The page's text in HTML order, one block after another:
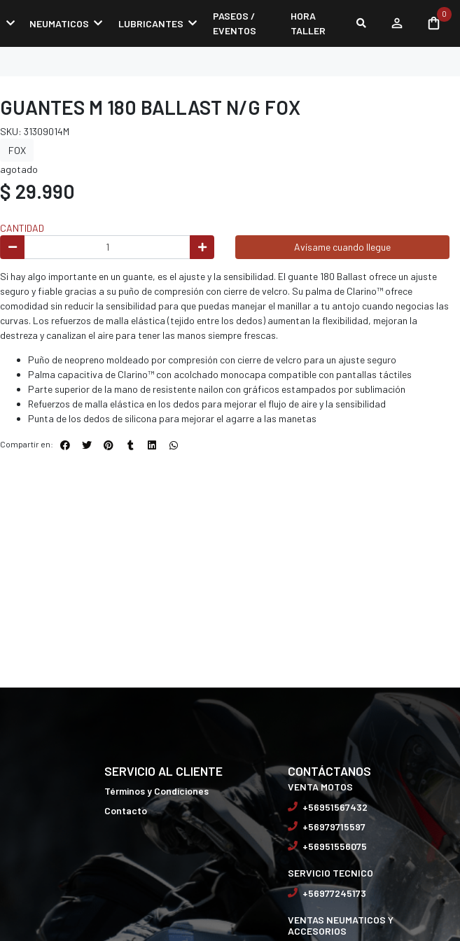
NEUMATICOS LUBRICANTES
PASEOS /
EVENTOS
HORA
TALLER
0
GUANTES M 180 BALLAST N/G FOX
SKU: 31309014M
FOX
agotado
$ 29.990
CANTIDAD
Avísame cuando llegue
Si hay algo importante en un guante, es el ajuste y la sensibilidad. El guante 180 Ballast ofrece un ajuste
seguro y fiable gracias a su puño de compresión con cierre de velcro. Su palma de Clarino™ ofrece
comodidad sin reducir la sensibilidad para que puedas manejar el manillar a tu antojo cuando negocias las
curvas. Los refuerzos de malla elástica (tejido entre los dedos) aumentan la flexibilidad, mejoran la
destreza y canalizan el aire para tener las manos siempre frescas.
Puño de neopreno moldeado por compresión con cierre de velcro para un ajuste seguro
Palma capacitiva de Clarino™ con acolchado monocapa compatible con pantallas táctiles
Parte superior de la mano de resistente nailon con gráficos estampados por sublimación
Refuerzos de malla elástica en los dedos para mejorar el flujo de aire y la sensibilidad
Punta de los dedos de silicona para mejorar el agarre a las manetas
Compartir en:
SERVICIO AL CLIENTE
Términos y Condiciones
Contacto
CONTÁCTANOS
VENTA MOTOS
+56951567432
+56979715597
+56951556075
SERVICIO TECNICO
+56977245173
VENTAS NEUMATICOS Y
ACCESORIOS